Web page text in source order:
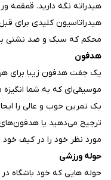
هیدراته نگه دارید. قمقمه
هیدراتاسیون کلیدی برای
محکم که سبک و ضد نشتی
هدفون
یک جفت هدفون زیبا برای
موسیقی‌ای که به شما
یک تمرین خوب و عالی را
ترجیح می‌دهید یا هدفون‌های
مورد نظر خود را در کیف خود
حوله ورزشی
حوله هایی که خود باشگاه در